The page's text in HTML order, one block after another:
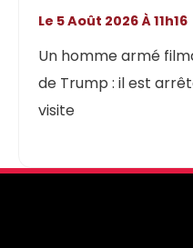
Un homme armé
de Trump : il est
visite
Le 5 Août 2026 À 11h16